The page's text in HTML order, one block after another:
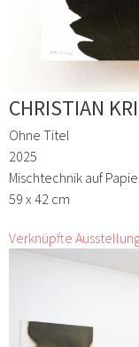
CHRISTIAN
Ohne Titel
2025
Mischtechnik auf
59 x 42 cm
Verknüpfte